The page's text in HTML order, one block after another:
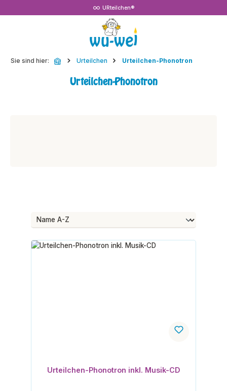
URteilchen®
Sie sind hier: Urteilchen Urteilchen-Phonotron
Urteilchen-Phonotron
Urteilchen-Phonotron inkl. Musik-CD